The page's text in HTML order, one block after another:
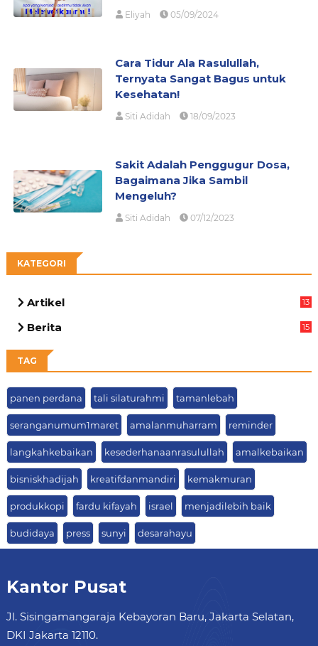
Eliyah 05/09/2024
Cara Tidur Ala Rasulullah,
Ternyata Sangat Bagus untuk
Kesehatan!
Siti Adidah 18/09/2023
Sakit Adalah Penggugur Dosa,
Bagaimana Jika Sambil
Mengeluh?
Siti Adidah 07/12/2023
KATEGORI
Artikel
13
Berita
15
TAG
panen perdana tali silaturahmi tamanlebah
seranganumum1maret amalanmuharram reminder
langkahkebaikan kesederhanaanrasulullah amalkebaikan
bisniskhadijah kreatifdanmandiri kemakmuran
produkkopi fardu kifayah israel menjadilebih baik
budidaya press sunyi desarahayu
Kantor Pusat
Jl. Sisingamangaraja Kebayoran Baru, Jakarta Selatan,
DKI Jakarta 12110.